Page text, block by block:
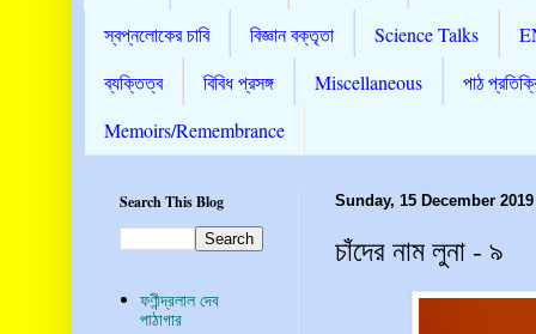
স্বপ্নলোকের চাবি
বিজ্ঞান বক্তৃতা Science Talks
ব্যক্তিত্ব
বিবিধ প্রসঙ্গ Miscellaneous
পাঠ
Memoirs/Remembrance
Sunday, 15 December 2019
চাঁদের নাম লুনা - ৯
Search This Blog
ফণীন্দ্রলাল দেব
পাঠাগার